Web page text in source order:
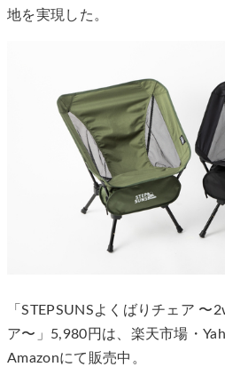
地を実現した。
「STEPSUNSよくばりチェア 〜
ア〜」5,980円は、楽天市場・
Amazonにて販売中。